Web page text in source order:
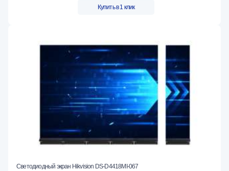
Купить в 1 клик
Светодиодный экран Hikvision DS-D4418MI-067